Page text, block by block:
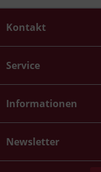
Kontakt
Service
Informationen
Newsletter